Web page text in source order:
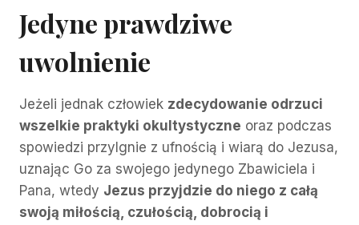
Jedyne prawdziwe
uwolnienie
Jeżeli jednak człowiek zdecydowanie odrzuci
wszelkie praktyki okultystyczne oraz podczas
spowiedzi przylgnie z ufnością i wiarą do Jezusa,
uznając Go za swojego jedynego Zbawiciela i
Pana, wtedy Jezus przyjdzie do niego z całą
swoją miłością, czułością, dobrocią i